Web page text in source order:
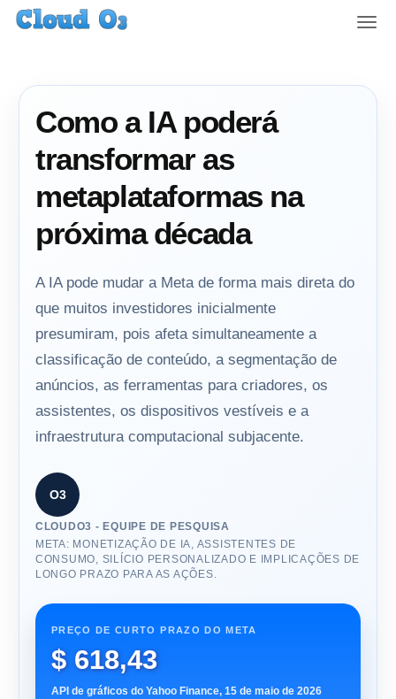
T
Como a IA poderá
transformar as
metaplataformas na
próxima década
A IA pode mudar a Meta de forma mais direta do
que muitos investidores inicialmente
presumiram, pois afeta simultaneamente a
classificação de conteúdo, a segmentação de
anúncios, as ferramentas para criadores, os
assistentes, os dispositivos vestíveis e a
infraestrutura computacional subjacente.
O3
CLOUDO3 - EQUIPE DE PESQUISA
META: MONETIZAÇÃO DE IA, ASSISTENTES DE
CONSUMO, SILÍCIO PERSONALIZADO E IMPLICAÇÕES DE
LONGO PRAZO PARA AS AÇÕES.
PREÇO DE CURTO PRAZO DO META
$ 618,43
API de gráficos do Yahoo Finance, 15 de maio de 2026